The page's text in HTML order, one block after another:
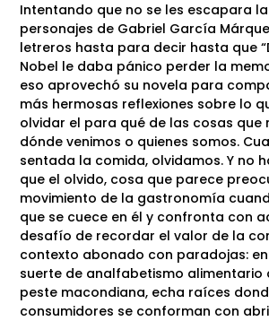
Intentando que no se les escapara
personajes de Gabriel García
letreros hasta para decir hasta que
Nobel le daba pánico perder la
eso aprovechó su novela para
más hermosas reflexiones sobre lo
olvidar el para qué de las cosas que
dónde venimos o quienes somos.
sentada la comida, olvidamos. Y no
que el olvido, cosa que parece
movimiento de la gastronomía
que se cuece en él y confronta con
desafío de recordar el valor de la
contexto abonado con paradojas:
suerte de analfabetismo alimentario
peste macondiana, echa raíces
consumidores se conforman con